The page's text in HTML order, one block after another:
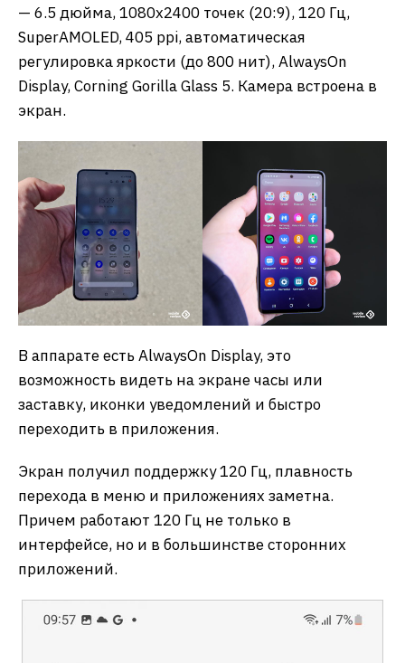
— 6.5 дюйма, 1080х2400 точек (20:9), 120 Гц,
SuperAMOLED, 405 ppi, автоматическая
регулировка яркости (до 800 нит), AlwaysOn
Display, Corning Gorilla Glass 5. Камера встроена в
экран.
В аппарате есть AlwaysOn Display, это
возможность видеть на экране часы или
заставку, иконки уведомлений и быстро
переходить в приложения.
Экран получил поддержку 120 Гц, плавность
перехода в меню и приложениях заметна.
Причем работают 120 Гц не только в
интерфейсе, но и в большинстве сторонних
приложений.